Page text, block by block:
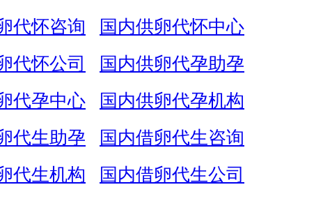
代怀咨询
国内供卵代怀中心
代怀公司
国内供卵代孕助孕
代孕中心
国内供卵代孕机构
代生助孕
国内借卵代生咨询
代生机构
国内借卵代生公司